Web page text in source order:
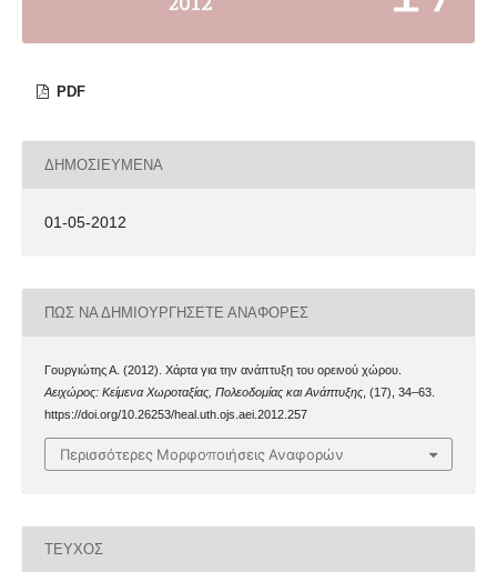
PDF
ΔΗΜΟΣΙΕΥΜΈΝΑ
01-05-2012
ΠΏΣ ΝΑ ΔΗΜΙΟΥΡΓΉΣΕΤΕ ΑΝΑΦΟΡΈΣ
Γουργιώτης Α. (2012). Χάρτα για την ανάπτυξη του ορεινού χώρου.
Αειχώρος: Κείμενα Χωροταξίας, Πολεοδομίας και Ανάπτυξης, (17), 34–63.
https://doi.org/10.26253/heal.uth.ojs.aei.2012.257
Περισσότερες Μορφοποιήσεις Αναφορών
ΤΕΎΧΟΣ